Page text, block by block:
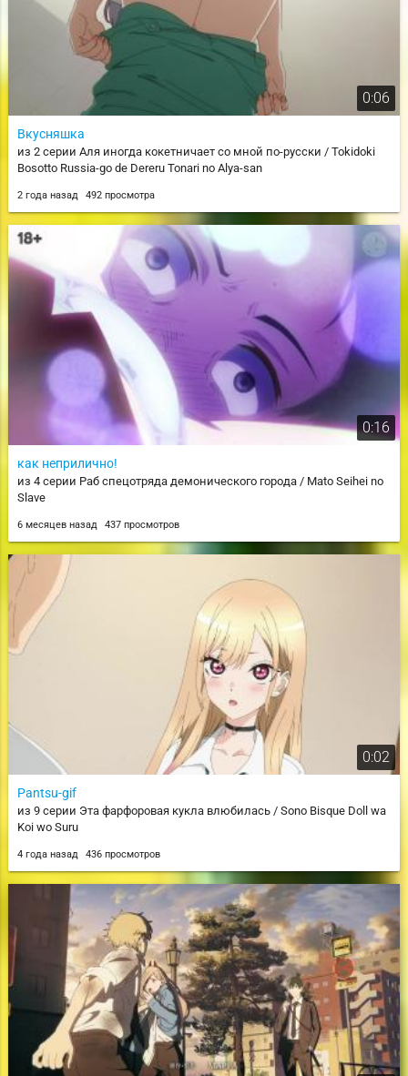
0:06
Вкусняшка
из 2 серии Аля иногда кокетничает со мной по-русски / Tokidoki
Bosotto Russia-go de Dereru Tonari no Alya-san
2 года назад 492 просмотра
0:16
как неприлично!
из 4 серии Раб спецотряда демонического города / Mato Seihei no
Slave
6 месяцев назад 437 просмотров
0:02
Pantsu-gif
из 9 серии Эта фарфоровая кукла влюбилась / Sono Bisque Doll wa
Koi wo Suru
4 года назад 436 просмотров